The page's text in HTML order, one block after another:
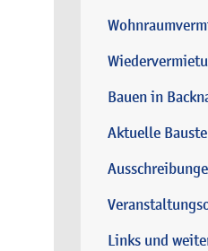
Bauen in
Aktuelle
Links und